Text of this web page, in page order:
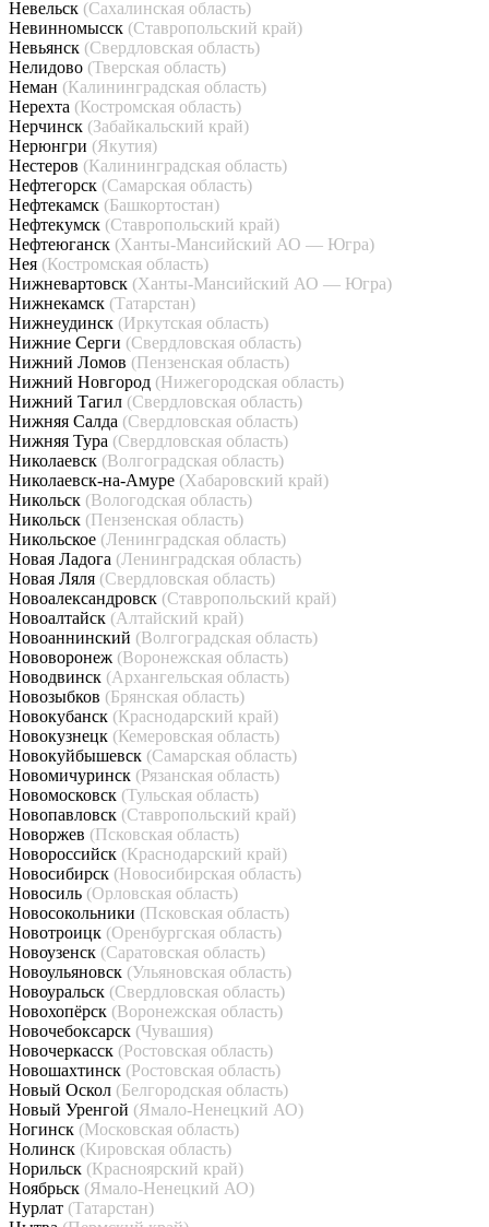
Невельск (Сахалинская область)
Невинномысск (Ставропольский край)
Невьянск (Свердловская область)
Нелидово (Тверская область)
Неман (Калининградская область)
Нерехта (Костромская область)
Нерчинск (Забайкальский край)
Нерюнгри (Якутия)
Нестеров (Калининградская область)
Нефтегорск (Самарская область)
Нефтекамск (Башкортостан)
Нефтекумск (Ставропольский край)
Нефтеюганск (Ханты-Мансийский АО — Югра)
Нея (Костромская область)
Нижневартовск (Ханты-Мансийский АО — Югра)
Нижнекамск (Татарстан)
Нижнеудинск (Иркутская область)
Нижние Серги (Свердловская область)
Нижний Ломов (Пензенская область)
Нижний Новгород (Нижегородская область)
Нижний Тагил (Свердловская область)
Нижняя Салда (Свердловская область)
Нижняя Тура (Свердловская область)
Николаевск (Волгоградская область)
Николаевск-на-Амуре (Хабаровский край)
Никольск (Вологодская область)
Никольск (Пензенская область)
Никольское (Ленинградская область)
Новая Ладога (Ленинградская область)
Новая Ляля (Свердловская область)
Новоалександровск (Ставропольский край)
Новоалтайск (Алтайский край)
Новоаннинский (Волгоградская область)
Нововоронеж (Воронежская область)
Новодвинск (Архангельская область)
Новозыбков (Брянская область)
Новокубанск (Краснодарский край)
Новокузнецк (Кемеровская область)
Новокуйбышевск (Самарская область)
Новомичуринск (Рязанская область)
Новомосковск (Тульская область)
Новопавловск (Ставропольский край)
Новоржев (Псковская область)
Новороссийск (Краснодарский край)
Новосибирск (Новосибирская область)
Новосиль (Орловская область)
Новосокольники (Псковская область)
Новотроицк (Оренбургская область)
Новоузенск (Саратовская область)
Новоульяновск (Ульяновская область)
Новоуральск (Свердловская область)
Новохопёрск (Воронежская область)
Новочебоксарск (Чувашия)
Новочеркасск (Ростовская область)
Новошахтинск (Ростовская область)
Новый Оскол (Белгородская область)
Новый Уренгой (Ямало-Ненецкий АО)
Ногинск (Московская область)
Нолинск (Кировская область)
Норильск (Красноярский край)
Ноябрьск (Ямало-Ненецкий АО)
Нурлат (Татарстан)